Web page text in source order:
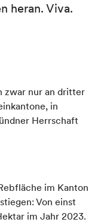
heran. Viva.
zwar nur an dritter
in
Herrschaft
im Kanton
Von einst
im Jahr 2023.